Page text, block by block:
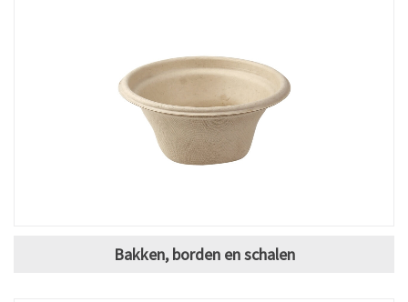
Bakken, borden en schalen